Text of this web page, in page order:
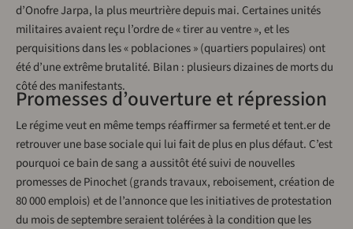
d’Onofre Jarpa, la plus meurtrière depuis mai. Certaines unités
militaires avaient reçu l’ordre de « tirer au ventre », et les
perquisitions dans les « poblaciones » (quartiers populaires) ont
été d’une extrême brutalité. Bilan : plusieurs dizaines de morts du
côté des manifestants.
Promesses d’ouverture et répression
Le régime veut en même temps réaffirmer sa fermeté et tent.er de
retrouver une base sociale qui lui fait de plus en plus défaut. C’est
pourquoi ce bain de sang a aussitôt été suivi de nouvelles
promesses de Pinochet (grands travaux, reboisement, création de
80 000 emplois) et de l’annonce que les initiatives de protestation
du mois de septembre seraient tolérées à la condition que les